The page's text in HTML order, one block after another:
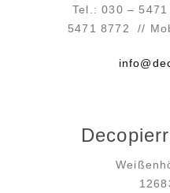
Tel.: 030 –
5471 8772 //